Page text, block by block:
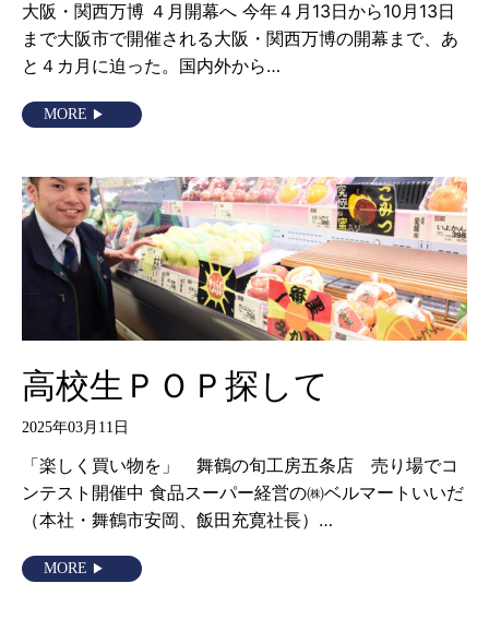
大阪・関西万博 ４月開幕へ 今年４月13日から10月13日
まで大阪市で開催される大阪・関西万博の開幕まで、あ
と４カ月に迫った。国内外から…
MORE
高校生ＰＯＰ探して
2025年03月11日
「楽しく買い物を」 舞鶴の旬工房五条店 売り場でコ
ンテスト開催中 食品スーパー経営の㈱ベルマートいいだ
（本社・舞鶴市安岡、飯田充寛社長）…
MORE